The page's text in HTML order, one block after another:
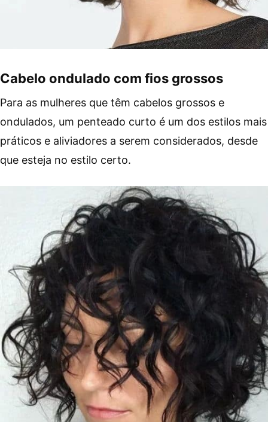
Cabelo ondulado com fios grossos
Para as mulheres que têm cabelos grossos e
ondulados, um penteado curto é um dos estilos mais
práticos e aliviadores a serem considerados, desde
que esteja no estilo certo.